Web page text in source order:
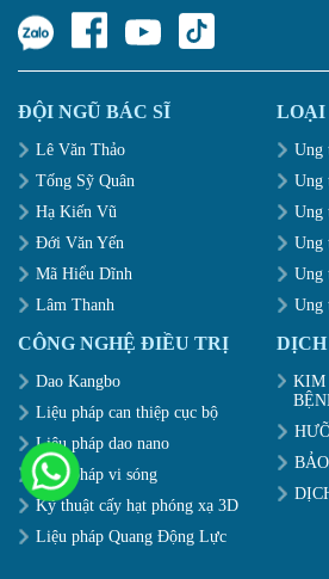
ĐỘI NGŨ BÁC SĨ
Lê Văn Thảo
Tống Sỹ Quân
Hạ Kiến Vũ
Đới Văn Yến
Mã Hiểu Dĩnh
Lâm Thanh
LOẠI
Ung
Ung
Ung
Ung
Ung
Ung
CÔNG NGHỆ ĐIỀU TRỊ
Dao Kangbo
Liệu pháp can thiệp cục bộ
Liệu pháp dao nano
Liệu pháp vi sóng
Kỹ thuật cấy hạt phóng xạ 3D
Liệu pháp Quang Động Lực
KIM